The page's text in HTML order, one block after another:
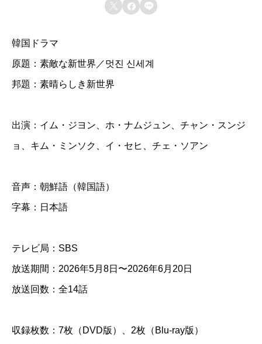
素
し
世
界
D
l
  
韓国ドラマ
原題：素敵な新世界／멋진 신세계
邦題：素晴らしき新世界
出演：イム・ジヨン、ホ・ナムジュン、チャン・スンジ
ョ、キム・ミンソク、イ・セヒ、チェ・ソアン
音声：朝鮮語（韓国語）
字幕：日本語
テレビ局：SBS
放送期間：2026年5月8日〜2026年6月20日
放送回数：全14話
収録枚数：7枚（DVD版）、2枚（Blu-ray版）